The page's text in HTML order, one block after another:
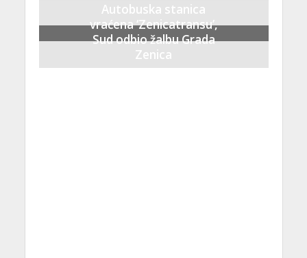
Autobuska stanica
vraćena ‘Zenicatransu’,
Sud odbio žalbu Grada
Zenica